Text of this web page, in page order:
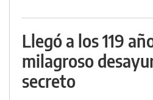
Llegó a los 119
milagroso
secreto